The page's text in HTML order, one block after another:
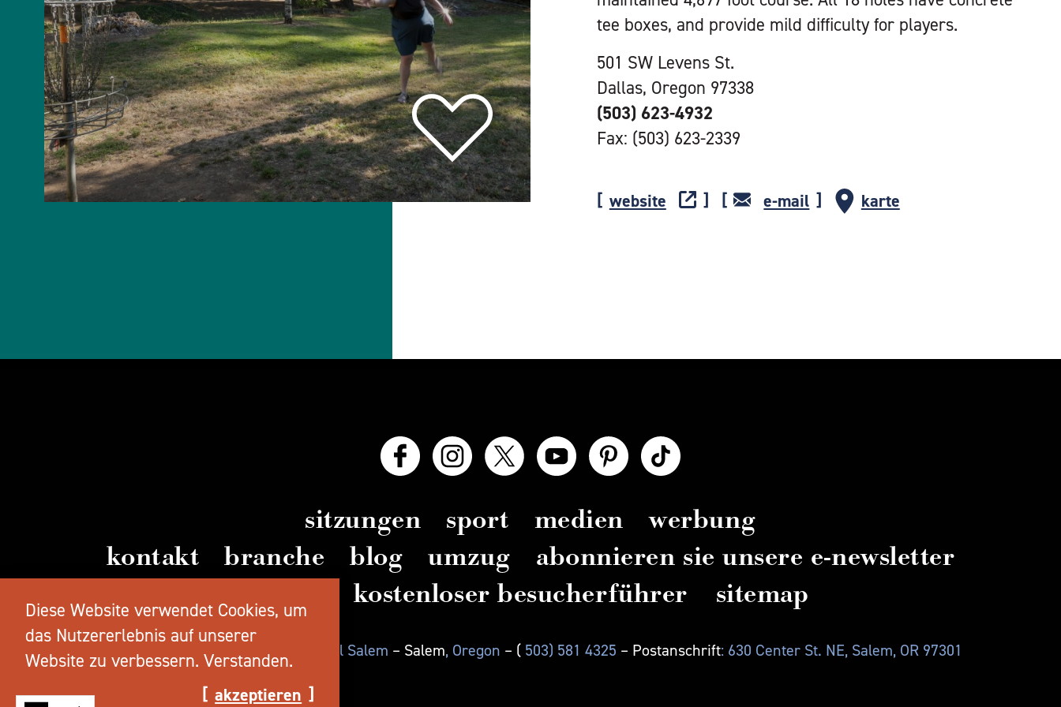
tee boxes, and provide mild difficulty for players.
501 SW Levens St.
Dallas, Oregon 97338
(503) 623-4932
Fax: (503) 623-2339
website e-mail karte
sitzungen sport medien
werbung
kontakt
branche blog umzug
abonnieren sie unsere e-newsletter
videos
kostenloser besucherführer sitemap
© 2026 TravelSalem.com von Travel Salem – Salem, Oregon – (503) 581 4325 – Postanschrift: 630 Center St. NE, Salem, OR 97301
Diese Website verwendet Cookies, um
das Nutzererlebnis auf unserer
Website zu verbessern. Verstanden.
akzeptieren